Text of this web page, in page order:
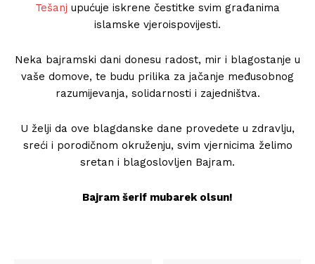
Tešanj upućuje iskrene čestitke svim građanima
islamske vjeroispovijesti.
Neka bajramski dani donesu radost, mir i blagostanje u
vaše domove, te budu prilika za jačanje međusobnog
razumijevanja, solidarnosti i zajedništva.
U želji da ove blagdanske dane provedete u zdravlju,
sreći i porodičnom okruženju, svim vjernicima želimo
sretan i blagoslovljen Bajram.
Bajram šerif mubarek olsun!